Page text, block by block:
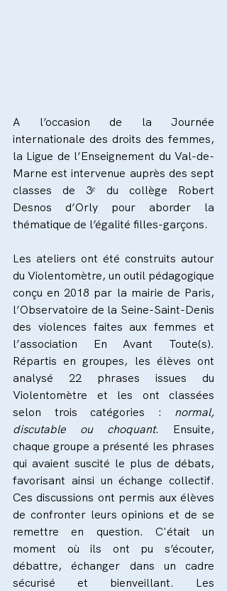
A l’occasion de la Journée
internationale des droits des femmes,
la Ligue de l’Enseignement du Val-de-
Marne est intervenue auprès des sept
classes de 3ᵉ du collège Robert
Desnos d’Orly pour aborder la
thématique de l’égalité filles-garçons.
Les ateliers ont été construits autour
du Violentomètre, un outil pédagogique
conçu en 2018 par la mairie de Paris,
l’Observatoire de la Seine-Saint-Denis
des violences faites aux femmes et
l’association En Avant Toute(s).
Répartis en groupes, les élèves ont
analysé 22 phrases issues du
Violentomètre et les ont classées
selon trois catégories : normal,
discutable ou choquant. Ensuite,
chaque groupe a présenté les phrases
qui avaient suscité le plus de débats,
favorisant ainsi un échange collectif.
Ces discussions ont permis aux élèves
de confronter leurs opinions et de se
remettre en question. C'était un
moment où ils ont pu s’écouter,
débattre, échanger dans un cadre
sécurisé et bienveillant. Les